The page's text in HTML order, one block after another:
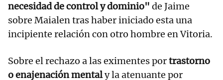
necesidad de control y dominio" de Jaime
sobre Maialen tras haber iniciado esta una
incipiente relación con otro hombre en Vitoria.
Sobre el rechazo a las eximentes portrastorno
o enajenación mentaly la atenuante por